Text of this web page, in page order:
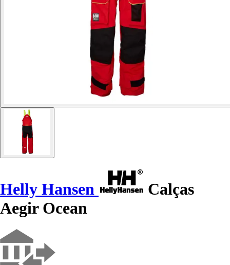
Helly Hansen
Calças
Aegir Ocean